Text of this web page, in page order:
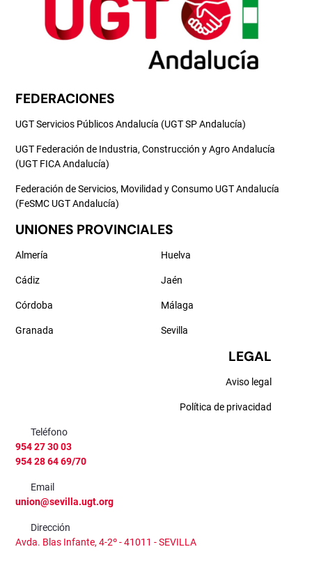
FEDERACIONES
UGT Servicios Públicos Andalucía (UGT SP Andalucía)
UGT Federación de Industria, Construcción y Agro Andalucía
(UGT FICA Andalucía)
Federación de Servicios, Movilidad y Consumo UGT Andalucía
(FeSMC UGT Andalucía)
UNIONES PROVINCIALES
Almería
Cádiz
Córdoba
Granada
Huelva
Jaén
Málaga
Sevilla
LEGAL
Aviso legal
Política de privacidad
Teléfono
954 27 30 03
954 28 64 69/70
Email
union@sevilla.ugt.org
Dirección
Avda. Blas Infante, 4-2º - 41011 - SEVILLA